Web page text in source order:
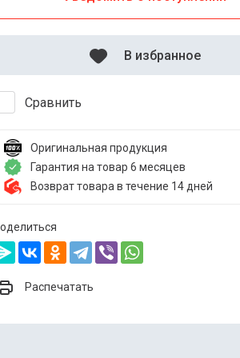
Сравнить
В избранное
Оригинальная продукция
Гарантия на товар 6 месяцев
Возврат товара в течение 14 дней
Распечатать